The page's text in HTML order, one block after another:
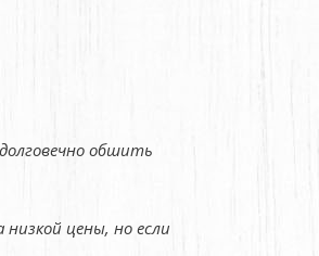
обшить
цены, но если